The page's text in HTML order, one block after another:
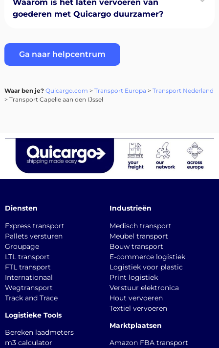
Waarom is het laten vervoeren van
goederen met Quicargo duurzamer?
Ga naar helpcentrum
Waar ben je? Quicargo.com > Transport Europa > Transport Nederland
> Transport Capelle aan den IJssel
Diensten
Express transport
Pallets versturen
Groupage
LTL transport
FTL transport
Internationaal
Wegtransport
Track and Trace
Logistieke Tools
Bereken laadmeters
m3 calculator
Industrieën
Medisch transport
Meubel transport
Bouw transport
E-commerce logistiek
Logistiek voor plastic
Print logistiek
Verstuur elektronica
Hout vervoeren
Textiel vervoeren
Marktplaatsen
Amazon FBA transport